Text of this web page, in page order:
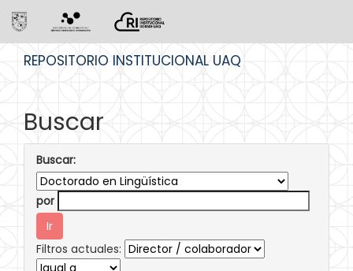
REPOSITORIO INSTITUCIONAL UAQ
Buscar
Buscar:
por
Filtros actuales: